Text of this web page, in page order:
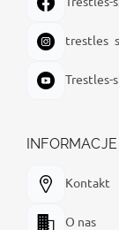
Trestles-
Kontakt
O nas